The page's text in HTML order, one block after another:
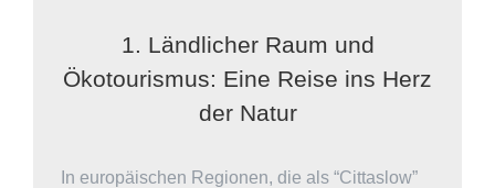
1. Ländlicher Raum und
Ökotourismus: Eine Reise ins Herz
der Natur
In europäischen Regionen, die als “Cittaslow”